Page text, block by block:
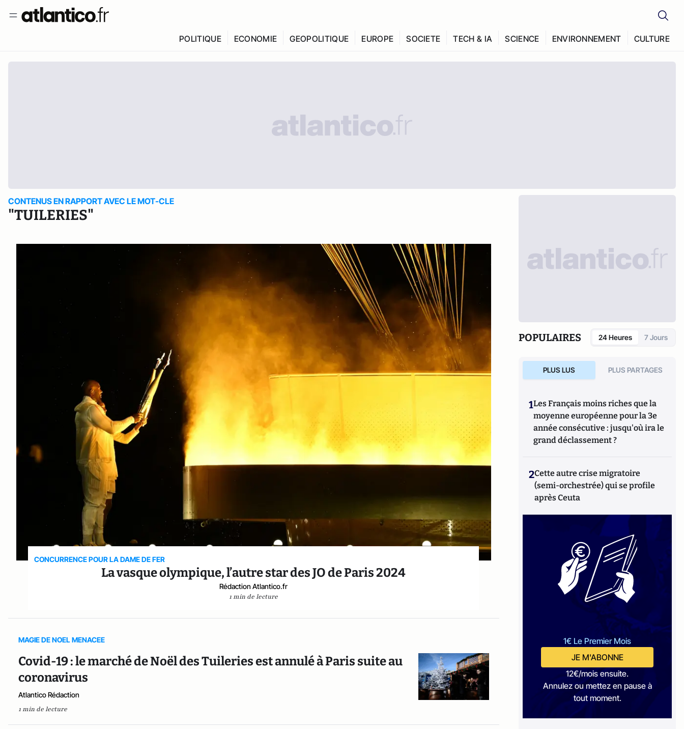
POLITIQUE ECONOMIE GEOPOLITIQUE EUROPE SOCIETE TECH & IA SCIENCE ENVIRONNEMENT CULTURE
CONTENUS EN RAPPORT AVEC LE MOT-CLE
"TUILERIES"
CONCURRENCE POUR LA DAME DE FER
La vasque olympique, l’autre star des JO de Paris 2024
Rédaction Atlantico.fr
1 min de lecture
MAGIE DE NOEL MENACEE
Covid-19 : le marché de Noël des Tuileries est annulé à Paris suite au
coronavirus
Atlantico Rédaction
1 min de lecture
POPULAIRES 24 Heures 7 Jours
PLUS LUS PLUS PARTAGES
1Les Français moins riches que la
moyenne européenne pour la 3e
année consécutive : jusqu'où ira le
grand déclassement ?
2Cette autre crise migratoire
(semi-orchestrée) qui se profile
après Ceuta
1€ Le Premier Mois
JE M'ABONNE
12€/mois ensuite.
Annulez ou mettez en pause à
tout moment.